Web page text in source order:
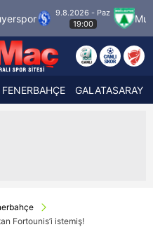
9.8.2026 - Paz
19:00
Muğlaspor
FENERBAHÇE GALATASARAY
Fortounis’i istemiş!